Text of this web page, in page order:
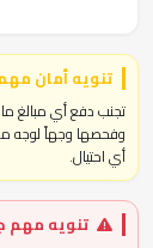
تنويه أمان
تجنب دفع أي مبالغ
وفحصها وجهاً لوجه
أي احتيال.
تنويه مهم